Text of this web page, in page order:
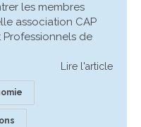
les membres
association CAP
Professionnels de
Lire l'article